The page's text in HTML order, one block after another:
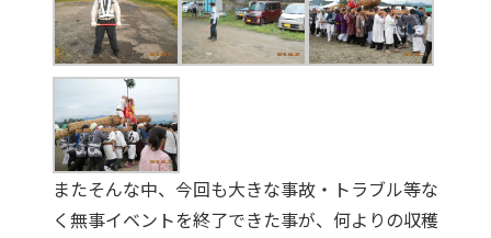
またそんな中、今回も大きな事故・トラブル等な
く無事イベントを終了できた事が、何よりの収穫